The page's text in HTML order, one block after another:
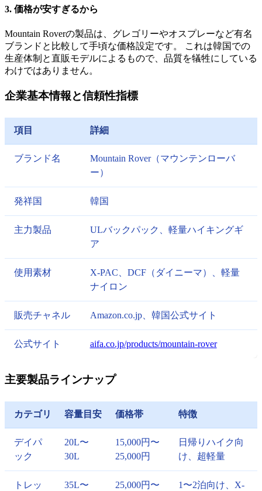
3. 価格が安すぎるから
Mountain Roverの製品は、グレゴリーやオスプレーなど有名
ブランドと比較して手頃な価格設定です。 これは韓国での
生産体制と直販モデルによるもので、品質を犠牲にしている
わけではありません。
企業基本情報と信頼性指標
項目 詳細
ブランド名
Mountain Rover（マウンテンローバ
ー）
発祥国 韓国
主力製品
ULバックパック、軽量ハイキングギ
ア
使用素材
X-PAC、DCF（ダイニーマ）、軽量
ナイロン
販売チャネル Amazon.co.jp、韓国公式サイト
公式サイト aifa.co.jp/products/mountain-rover
主要製品ラインナップ
カテゴリ 容量目安 価格帯 特徴
デイパ
ック
20L〜
30L
15,000円〜
25,000円
日帰りハイク向
け、超軽量
トレッ
35L〜
25,000円〜
1〜2泊向け、X-